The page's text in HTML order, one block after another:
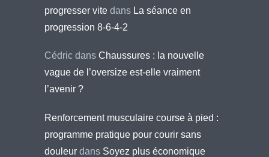
progresser vite dans La séance en
progression 8-6-4-2
Cédric dans Chaussures : la nouvelle
vague de l’oversize est-elle vraiment
l’avenir ?
Renforcement musculaire course à pied :
programme pratique pour courir sans
douleur dans Soyez plus économique